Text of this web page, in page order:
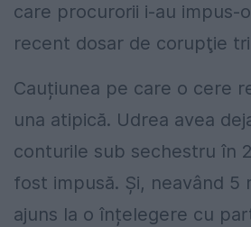
care procurorii i-au impus-
recent dosar de corupţie
Cauțiunea pe care o cere
una atipică. Udrea avea
conturile sub sechestru în
fost impusă. Și, neavând 5
ajuns la o înțelegere cu